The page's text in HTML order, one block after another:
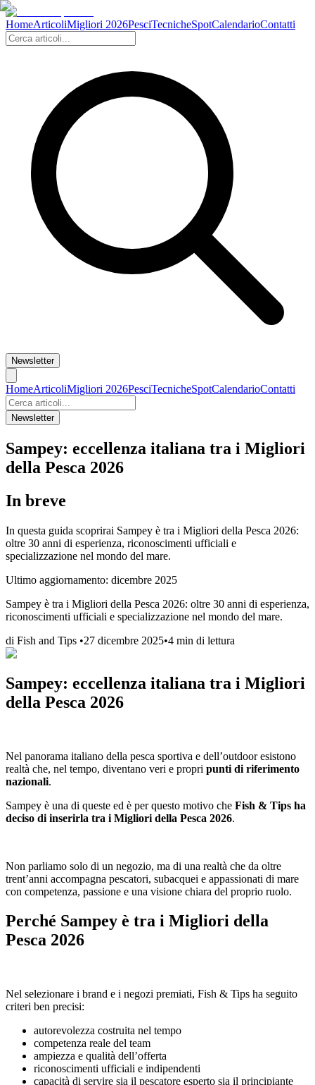
HomeArticoliMigliori 2026PesciTecnicheSpotCalendarioContatti
Newsletter
HomeArticoliMigliori 2026PesciTecnicheSpotCalendarioContatti
Newsletter
Sampey: eccellenza italiana tra i Migliori
della Pesca 2026
In breve
In questa guida scoprirai Sampey è tra i Migliori della Pesca 2026:
oltre 30 anni di esperienza, riconoscimenti ufficiali e
specializzazione nel mondo del mare.
Ultimo aggiornamento: dicembre 2025
Sampey è tra i Migliori della Pesca 2026: oltre 30 anni di esperienza,
riconoscimenti ufficiali e specializzazione nel mondo del mare.
di Fish and Tips •27 dicembre 2025•4 min di lettura
Sampey: eccellenza italiana tra i Migliori
della Pesca 2026
Nel panorama italiano della pesca sportiva e dell’outdoor esistono
realtà che, nel tempo, diventano veri e propri punti di riferimento
nazionali.
Sampey è una di queste ed è per questo motivo che Fish & Tips ha
deciso di inserirla tra i Migliori della Pesca 2026.
Non parliamo solo di un negozio, ma di una realtà che da oltre
trent’anni accompagna pescatori, subacquei e appassionati di mare
con competenza, passione e una visione chiara del proprio ruolo.
Perché Sampey è tra i Migliori della
Pesca 2026
Nel selezionare i brand e i negozi premiati, Fish & Tips ha seguito
criteri ben precisi:
autorevolezza costruita nel tempo
competenza reale del team
ampiezza e qualità dell’offerta
riconoscimenti ufficiali e indipendenti
capacità di servire sia il pescatore esperto sia il principiante